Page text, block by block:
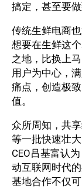
搞定，甚至要做
传统生鲜电商
想要在生鲜这
之地，比换上
用户为中心，
痛点，创造极
值。
众所周知，共
等一批快速壮
CEO吕基富认
动互联网时代
基地合作不仅